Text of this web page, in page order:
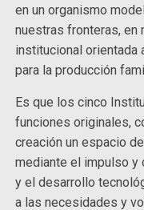
en un organismo
nuestras fronteras, en
institucional orientada
para la producción
Es que los cinco
funciones originales,
creación un espacio
mediante el impulso y
y el desarrollo
a las necesidades y